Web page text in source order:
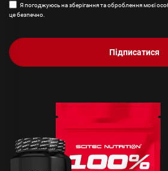
Я погоджуюсь на зберігання та оброблення моєї
це безпечно.
Підписатися